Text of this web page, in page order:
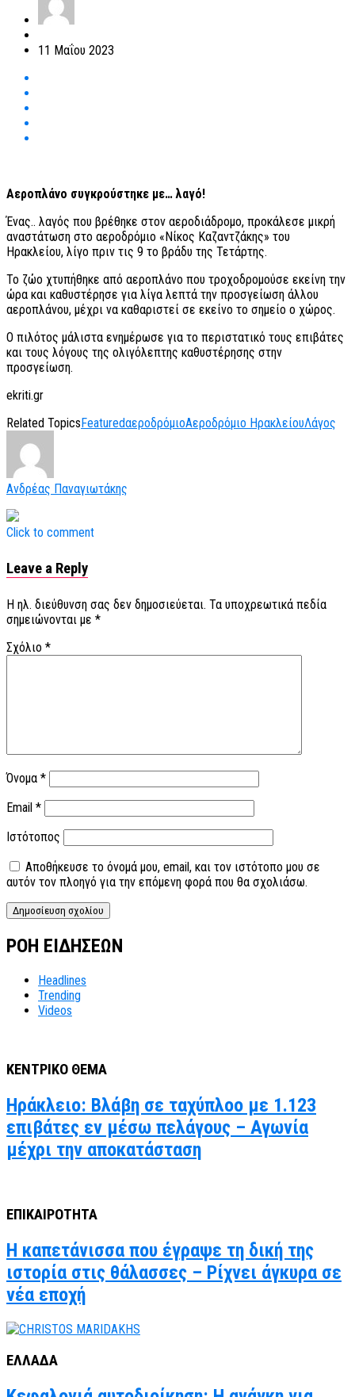
11 Μαΐου 2023
Αεροπλάνο συγκρούστηκε με… λαγό!
Ένας.. λαγός που βρέθηκε στον αεροδιάδρομο, προκάλεσε μικρή
αναστάτωση στο αεροδρόμιο «Νίκος Καζαντζάκης» του
Ηρακλείου, λίγο πριν τις 9 το βράδυ της Τετάρτης.
Το ζώο χτυπήθηκε από αεροπλάνο που τροχοδρομούσε εκείνη την
ώρα και καθυστέρησε για λίγα λεπτά την προσγείωση άλλου
αεροπλάνου, μέχρι να καθαριστεί σε εκείνο το σημείο ο χώρος.
Ο πιλότος μάλιστα ενημέρωσε για το περιστατικό τους επιβάτες
και τους λόγους της ολιγόλεπτης καθυστέρησης στην
προσγείωση.
ekriti.gr
Related Topics FeaturedαεροδρόμιοΑεροδρόμιο ΗρακλείουΛάγος
Ανδρέας Παναγιωτάκης
Click to comment
Leave a Reply
Η ηλ. διεύθυνση σας δεν δημοσιεύεται. Τα υποχρεωτικά πεδία
σημειώνονται με *
Σχόλιο *
Όνομα *
Email *
Ιστότοπος
Αποθήκευσε το όνομά μου, email, και τον ιστότοπο μου σε
αυτόν τον πλοηγό για την επόμενη φορά που θα σχολιάσω.
ΡΟΗ ΕΙΔΗΣΕΩΝ
Headlines
Trending
Videos
ΚΕΝΤΡΙΚΟ ΘΕΜΑ
Ηράκλειο: Βλάβη σε ταχύπλοο με 1.123
επιβάτες εν μέσω πελάγους – Αγωνία
μέχρι την αποκατάσταση
ΕΠΙΚΑΙΡΟΤΗΤΑ
Η καπετάνισσα που έγραψε τη δική της
ιστορία στις θάλασσες – Ρίχνει άγκυρα σε
νέα εποχή
ΕΛΛΑΔΑ